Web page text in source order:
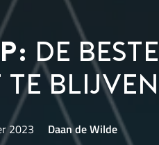
de
te blijven
2023 Daan de Wilde